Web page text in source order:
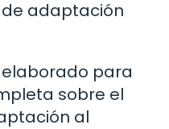
adaptación
para
sobre el
al